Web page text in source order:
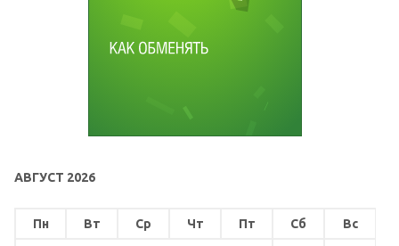
АВГУСТ 2026
Пн Вт Ср Чт Пт Сб Вс